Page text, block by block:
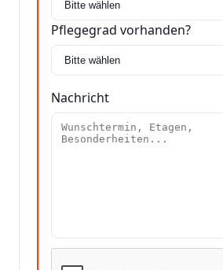
Pflegegrad vorhanden?
Nachricht